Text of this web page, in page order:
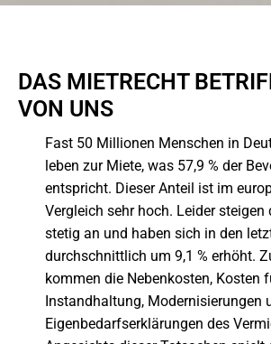
DAS MIETRECHT
VON UNS
Fast 50 Millionen Menschen in
leben zur Miete, was 57,9 % der
entspricht. Dieser Anteil ist im
Vergleich sehr hoch. Leider steigen
stetig an und haben sich in den
durchschnittlich um 9,1 % erhöht.
kommen die Nebenkosten, Kosten
Instandhaltung, Modernisierungen
Eigenbedarfserklärungen des